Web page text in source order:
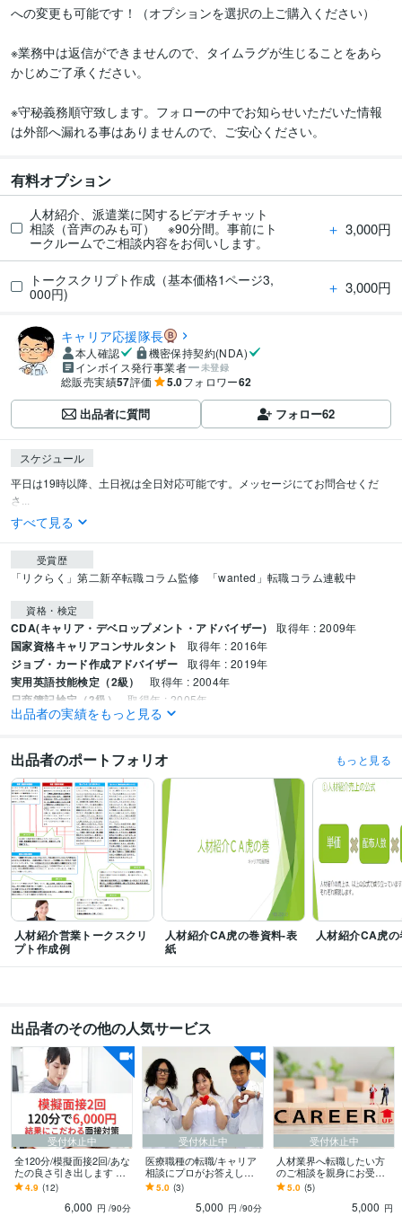
への変更も可能です！（オプションを選択の上ご購入ください）
※業務中は返信ができませんので、タイムラグが生じることをあら
かじめご了承ください。
※守秘義務順守致します。フォローの中でお知らせいただいた情報
は外部へ漏れる事はありませんので、ご安心ください。
有料オプション
人材紹介、派遣業に関するビデオチャット
相談（音声のみも可） ※90分間。事前にト
ークルームでご相談内容をお伺いします。
＋ 3,000円
トークスクリプト作成（基本価格1ページ3,
000円)
＋ 3,000円
キャリア応援隊長
本人確認
機密保持契約(NDA)
インボイス発行事業者
未登録
総販売実績57評価 5.0フォロワー62
出品者に質問 フォロー62
スケジュール
平日は19時以降、土日祝は全日対応可能です。メッセージにてお問合せくだ
さ...
すべて見る
受賞歴
「リクらく」第二新卒転職コラム監修 「wanted」転職コラム連載中
資格・検定
CDA(キャリア・デベロップメント・アドバイザー) 取得年 : 2009年
国家資格キャリアコンサルタント 取得年 : 2016年
ジョブ・カード作成アドバイザー 取得年 : 2019年
実用英語技能検定（2級） 取得年 : 2004年
日商簿記検定（3級） 取得年 : 2005年
ビジネス代行・事務代行
人材紹介 派遣
学習指導・資格・キャリア相談 キャリアコンサルティング
転職 就職 医療職種 面接対策
出品者の実績をもっと見る
出品者のポートフォリオ もっと見る
人材紹介営業トークスクリ
プト作成例
人材紹介CA虎の巻資料-表
紙
人材紹介CA虎
出品者のその他の人気サービス
受付休止中
全120分/模擬面接2回/あな
たの良さ引き出します 販
売50件超/内容に自信あり/
人材業界11年現役
4.9 (12)
6,000 円 /90分
受付休止中
医療職種の転職/キャリア
相談にプロがお答えしま
す 販売50件超☆医療転職
支援11年/国家資格/親身に
5.0 (3)
5,000 円 /90分
受付休止中
人材業界へ転職したい方
のご相談を親身にお受け
します 販売50件超/業界歴
11年/人材業界の裏表なん
5.0 (5)
5,000 円